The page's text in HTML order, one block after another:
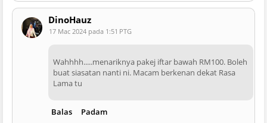
DinoHauz
17 Mac 2024 pada 1:51 PTG
Wahhhh.....menariknya pakej iftar bawah RM100. Boleh
buat siasatan nanti ni. Macam berkenan dekat Rasa
Lama tu
Balas Padam